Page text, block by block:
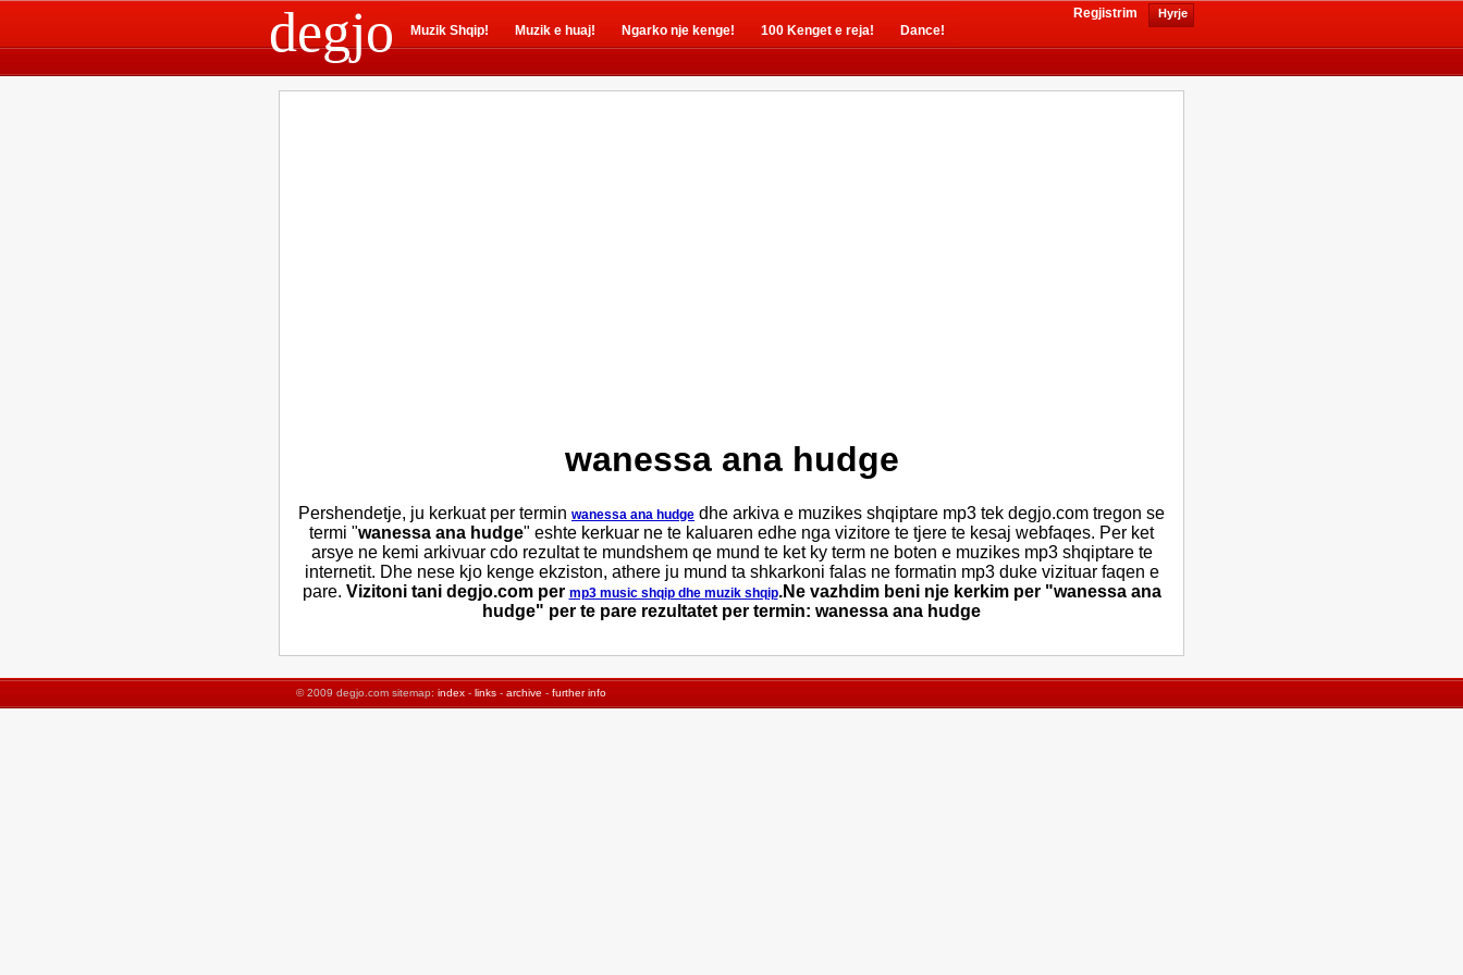
degjo Muzik Shqip! Muzik e huaj! Ngarko nje kenge! 100 Kenget e reja! Dance!
Hyrje
Regjistrim
wanessa ana hudge
Pershendetje, ju kerkuat per termin wanessa ana hudge dhe arkiva e muzikes shqiptare mp3 tek degjo.com tregon se
termi "wanessa ana hudge" eshte kerkuar ne te kaluaren edhe nga vizitore te tjere te kesaj webfaqes. Per ket
arsye ne kemi arkivuar cdo rezultat te mundshem qe mund te ket ky term ne boten e muzikes mp3 shqiptare te
internetit. Dhe nese kjo kenge ekziston, athere ju mund ta shkarkoni falas ne formatin mp3 duke vizituar faqen e
pare. Vizitoni tani degjo.com per mp3 music shqip dhe muzik shqip.Ne vazhdim beni nje kerkim per "wanessa ana
hudge" per te pare rezultatet per termin: wanessa ana hudge
© 2009 degjo.com sitemap: index - links - archive - further info